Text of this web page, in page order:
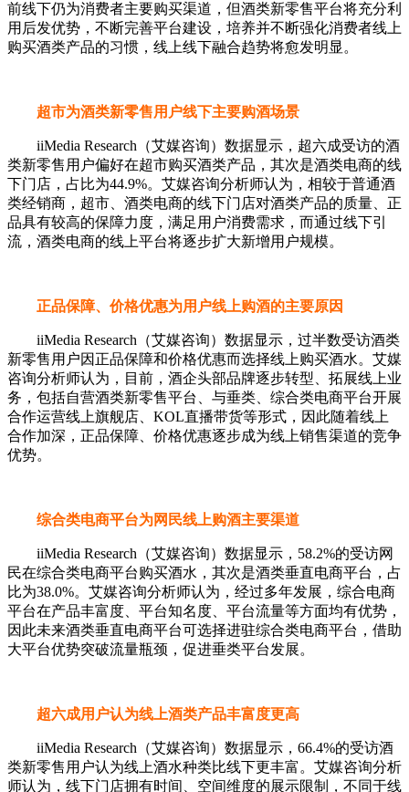
前线下仍为消费者主要购买渠道，但酒类新零售平台将充分利
用后发优势，不断完善平台建设，培养并不断强化消费者线上
购买酒类产品的习惯，线上线下融合趋势将愈发明显。
超市为酒类新零售用户线下主要购酒场景
iiMedia Research（艾媒咨询）数据显示，超六成受访的酒
类新零售用户偏好在超市购买酒类产品，其次是酒类电商的线
下门店，占比为44.9%。艾媒咨询分析师认为，相较于普通酒
类经销商，超市、酒类电商的线下门店对酒类产品的质量、正
品具有较高的保障力度，满足用户消费需求，而通过线下引
流，酒类电商的线上平台将逐步扩大新增用户规模。
正品保障、价格优惠为用户线上购酒的主要原因
iiMedia Research（艾媒咨询）数据显示，过半数受访酒类
新零售用户因正品保障和价格优惠而选择线上购买酒水。艾媒
咨询分析师认为，目前，酒企头部品牌逐步转型、拓展线上业
务，包括自营酒类新零售平台、与垂类、综合类电商平台开展
合作运营线上旗舰店、KOL直播带货等形式，因此随着线上
合作加深，正品保障、价格优惠逐步成为线上销售渠道的竞争
优势。
综合类电商平台为网民线上购酒主要渠道
iiMedia Research（艾媒咨询）数据显示，58.2%的受访网
民在综合类电商平台购买酒水，其次是酒类垂直电商平台，占
比为38.0%。艾媒咨询分析师认为，经过多年发展，综合电商
平台在产品丰富度、平台知名度、平台流量等方面均有优势，
因此未来酒类垂直电商平台可选择进驻综合类电商平台，借助
大平台优势突破流量瓶颈，促进垂类平台发展。
超六成用户认为线上酒类产品丰富度更高
iiMedia Research（艾媒咨询）数据显示，66.4%的受访酒
类新零售用户认为线上酒水种类比线下更丰富。艾媒咨询分析
师认为，线下门店拥有时间、空间维度的展示限制，不同于线